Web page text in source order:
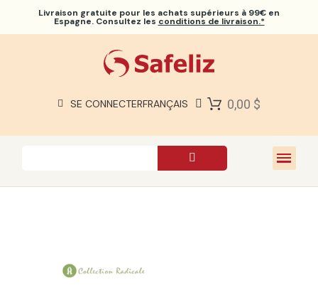
Livraison gratuite pour les achats supérieurs à 99€ en
Espagne. Consultez les conditions de livraison.*
SE CONNECTERFRANÇAIS 0,00 $
À PROPOS DE NOUS